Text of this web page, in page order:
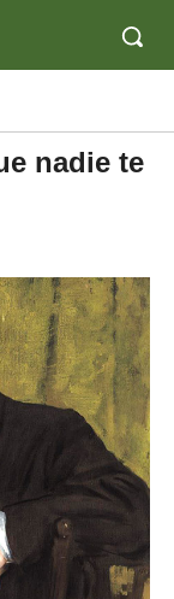
nadie te